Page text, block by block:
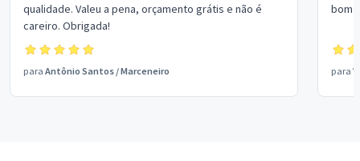
qualidade. Valeu a pena, orçamento grátis e não é
careiro. Obrigada!
para Antônio Santos /Marceneiro
bom
para